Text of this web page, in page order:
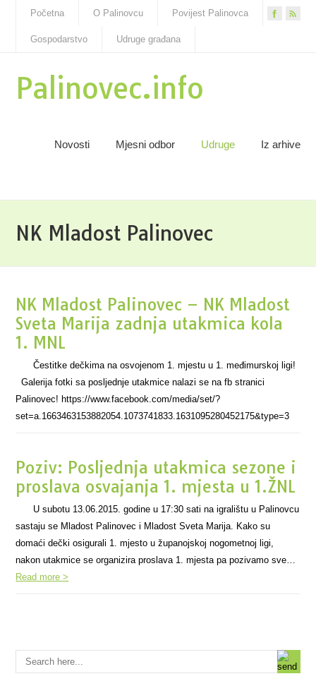
Početna O Palinovcu Povijest Palinovca
Gospodarstvo Udruge građana
Palinovec.info
Novosti Mjesni odbor Udruge Iz arhive
NK Mladost Palinovec
NK Mladost Palinovec – NK Mladost
Sveta Marija zadnja utakmica kola
1. MNL
Čestitke dečkima na osvojenom 1. mjestu u 1. međimurskoj ligi!
Galerija fotki sa posljednje utakmice nalazi se na fb stranici
Palinovec! https://www.facebook.com/media/set/?
set=a.1663463153882054.1073741833.1631095280452175&type=3
Poziv: Posljednja utakmica sezone i
proslava osvajanja 1. mjesta u 1.ŽNL
U subotu 13.06.2015. godine u 17:30 sati na igralištu u Palinovcu
sastaju se Mladost Palinovec i Mladost Sveta Marija. Kako su
domaći dečki osigurali 1. mjesto u županojskoj nogometnoj ligi,
nakon utakmice se organizira proslava 1. mjesta pa pozivamo sve…
Read more >